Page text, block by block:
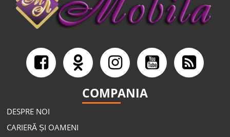
COMPANIA
DESPRE NOI
CARIERĂ ȘI OAMENI